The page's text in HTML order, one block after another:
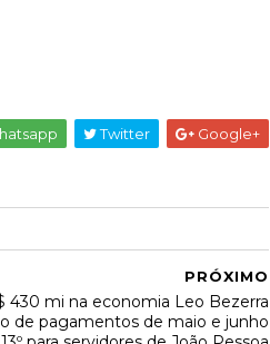
Twitter Google+
PRÓXIMO
430 mi na economia Leo Bezerra
de pagamentos de maio e junho